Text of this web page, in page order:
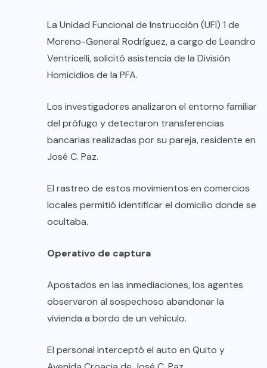
La Unidad Funcional de Instrucción (UFI) 1 de
Moreno-General Rodríguez, a cargo de Leandro
Ventricelli, solicitó asistencia de la División
Homicidios de la PFA.
Los investigadores analizaron el entorno familiar
del prófugo y detectaron transferencias
bancarias realizadas por su pareja, residente en
José C. Paz.
El rastreo de estos movimientos en comercios
locales permitió identificar el domicilio donde se
ocultaba.
Operativo de captura
Apostados en las inmediaciones, los agentes
observaron al sospechoso abandonar la
vivienda a bordo de un vehículo.
El personal interceptó el auto en Quito y